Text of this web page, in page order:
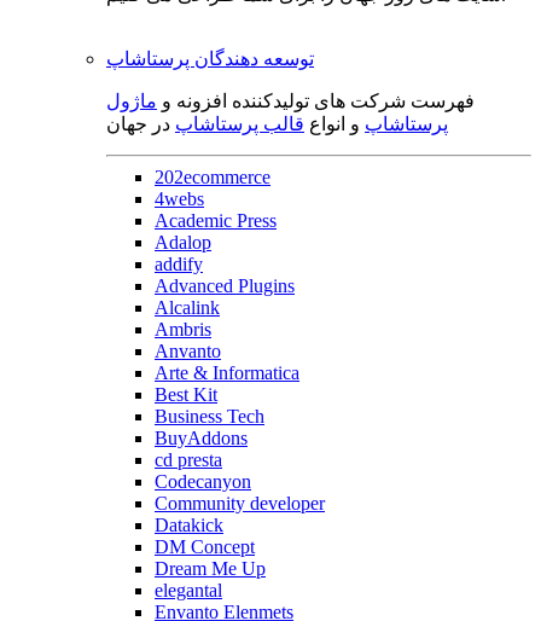
توسعه دهندگان پرستاشاپ
فهرست شرکت های تولیدکننده افزونه و ماژول
پرستاشاپ و انواع قالب پرستاشاپ در جهان
202ecommerce
4webs
Academic Press
Adalop
addify
Advanced Plugins
Alcalink
Ambris
Anvanto
Arte & Informatica
Best Kit
Business Tech
BuyAddons
cd presta
Codecanyon
Community developer
Datakick
DM Concept
Dream Me Up
elegantal
Envanto Elenmets